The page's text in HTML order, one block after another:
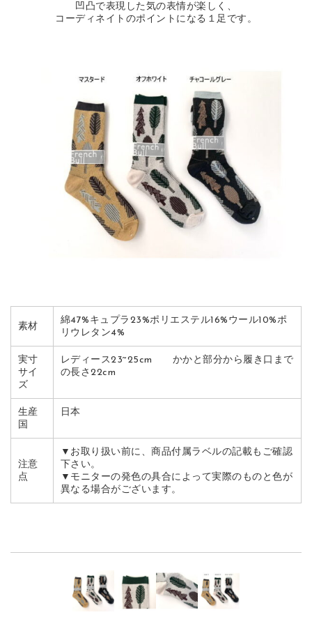
凹凸で表現した気の表情が楽しく、
コーディネイトのポイントになる１足です。
素材
綿47%キュプラ23%ポリエステル16%ウール10%ポ
リウレタン4%
実寸
サイ
ズ
レディース23~25cm かかと部分から履き口まで
の長さ22cm
生産
国
日本
注意
点
▼お取り扱い前に、商品付属ラベルの記載もご確認
下さい。
▼モニターの発色の具合によって実際のものと色が
異なる場合がございます。